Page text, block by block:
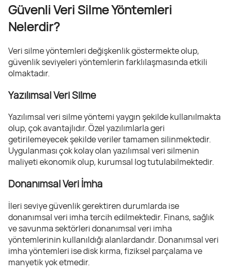
Güvenli Veri Silme Yöntemleri
Nelerdir?
Veri silme yöntemleri değişkenlik göstermekte olup,
güvenlik seviyeleri yöntemlerin farklılaşmasında etkili
olmaktadır.
Yazılımsal Veri Silme
Yazılımsal veri silme yöntemi yaygın şekilde kullanılmakta
olup, çok avantajlıdır. Özel yazılımlarla geri
getirilemeyecek şekilde veriler tamamen silinmektedir.
Uygulanması çok kolay olan yazılımsal veri silmenin
maliyeti ekonomik olup, kurumsal log tutulabilmektedir.
Donanımsal Veri İmha
İleri seviye güvenlik gerektiren durumlarda ise
donanımsal veri imha tercih edilmektedir. Finans, sağlık
ve savunma sektörleri donanımsal veri imha
yöntemlerinin kullanıldığı alanlardandır. Donanımsal veri
imha yöntemleri ise disk kırma, fiziksel parçalama ve
manyetik yok etmedir.